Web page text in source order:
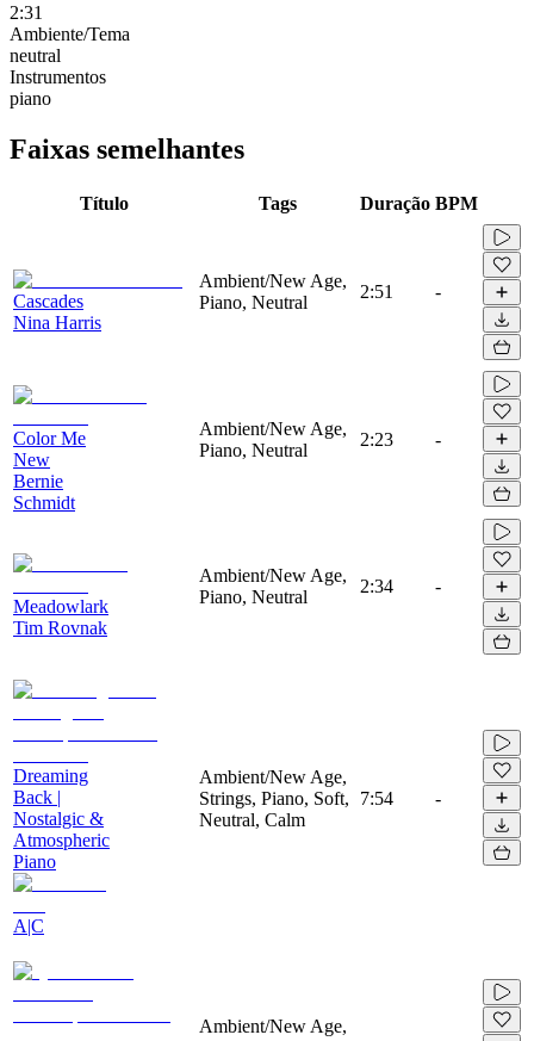
2:31
Ambiente/Tema
neutral
Instrumentos
piano
Faixas semelhantes
Título Tags Duração BPM
Cascades
Nina Harris
Ambient/New Age,
Piano, Neutral
2:51 -
Color Me
New
Bernie
Schmidt
Ambient/New Age,
Piano, Neutral
2:23 -
Meadowlark
Tim Rovnak
Ambient/New Age,
Piano, Neutral
2:34 -
Dreaming
Back |
Nostalgic &
Atmospheric
Piano
A|C
Ambient/New Age,
Strings, Piano, Soft,
Neutral, Calm
7:54 -
Ambient/New Age,